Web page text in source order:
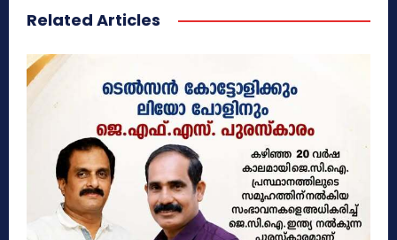
Related Articles